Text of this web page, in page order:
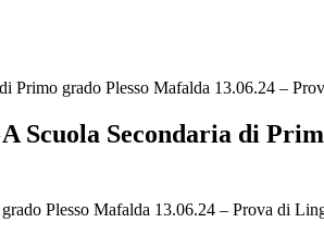
Primo grado Plesso Mafalda 13.06.24 –
Scuola Secondaria di
Plesso Mafalda 13.06.24 – Prova di